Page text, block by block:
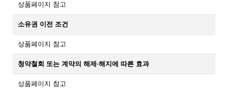
상품페이지 참고
소유권 이전 조건
상품페이지 참고
청약철회 또는 계약의 해제·해지에 따른 효과
상품페이지 참고